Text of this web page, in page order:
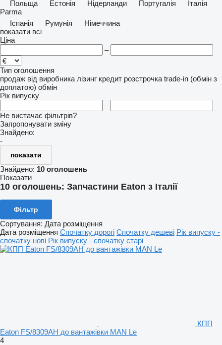
Польща
Естонія Нідерланди Португалія
Італія
Parma
Іспанія
Румунія
Німеччина
показати всі
Ціна
–
Тип оголошення
продаж від виробника лізинг кредит розстрочка trade-in (обмін з
доплатою) обмін
Рік випуску
–
Не вистачає фільтрів?
Запропонувати зміну
Знайдено:
-
показати
Знайдено: 10 оголошень
Показати
10 оголошень: Запчастини Eaton з Італії
Фільтр
Сортування: Дата розміщення
Дата розміщення Спочатку дорогі Спочатку дешеві Рік випуску -
спочатку нові Рік випуску - спочатку старі
КПП
Eaton FS/8309AH до вантажівки MAN Le
4